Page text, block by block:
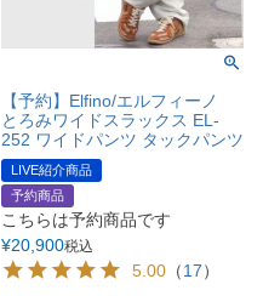
【予約】Elfino/エルフィーノ
とろみワイドスラックス EL-
252 ワイドパンツ タックパンツ
LIVE紹介商品
予約商品
こちらは予約商品です
¥20,900税込
5.00 （17）